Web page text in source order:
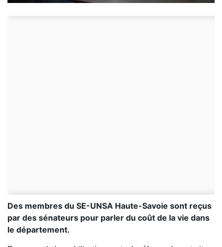
Des membres du SE-UNSA Haute-Savoie sont reçus
par des sénateurs pour parler du coût de la vie dans
le département.